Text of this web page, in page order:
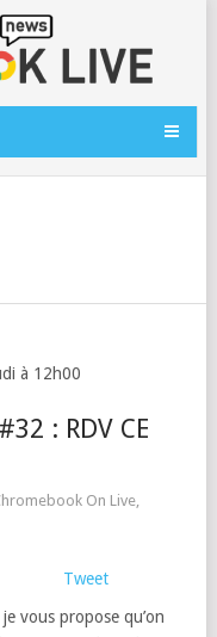
à 12h00
: RDV CE
On Live,
Tweet
vous propose qu’on